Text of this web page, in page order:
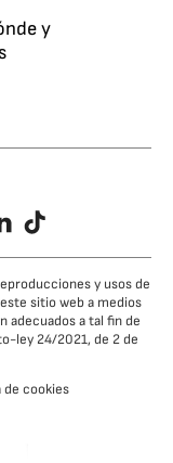
y
TikTok
y usos de
sitio web a medios
adecuados a tal fin de
ley 24/2021, de 2 de
de cookies